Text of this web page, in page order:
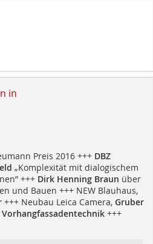
in
Preis 2016 +++ DBZ
„Komplexität mit dialogischem
+++ Dirk Henning Braun über
und Bauen +++ NEW Blauhaus,
+++ Neubau Leica Camera, Gruber
Vorhangfassadentechnik+++